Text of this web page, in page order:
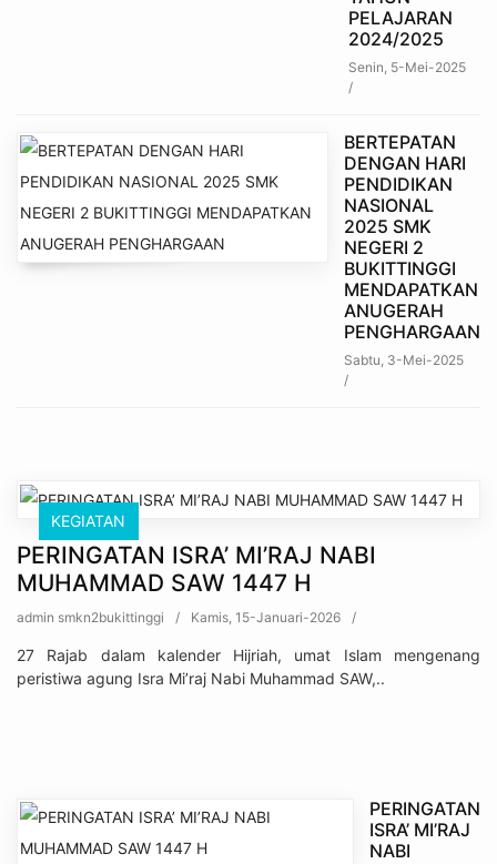
PELAJARAN
2024/2025
Senin, 5-Mei-2025
/
BERTEPATAN
DENGAN HARI
PENDIDIKAN
NASIONAL
2025 SMK
NEGERI 2
BUKITTINGGI
MENDAPATKAN
ANUGERAH
PENGHARGAAN
Sabtu, 3-Mei-2025
/
KEGIATAN
PERINGATAN ISRA’ MI’RAJ NABI
MUHAMMAD SAW 1447 H
admin smkn2bukittinggi / Kamis, 15-Januari-2026 /
27 Rajab dalam kalender Hijriah, umat Islam mengenang
peristiwa agung Isra Mi’raj Nabi Muhammad SAW,..
PERINGATAN
ISRA’ MI’RAJ
NABI